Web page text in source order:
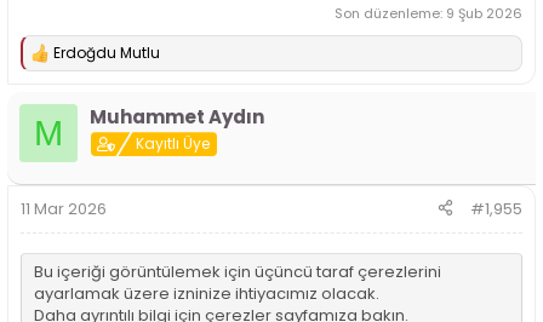
Son düzenleme: 9 Şub 2026
T
p
l
Erdoğdu Mutlu
M Muhammet Aydın
Kayıtlı Üye
11 Mar 2026 #1,955
Bu içeriği görüntülemek için üçüncü taraf çerezlerini
ayarlamak üzere izninize ihtiyacımız olacak.
Daha ayrıntılı bilgi için çerezler sayfamıza bakın.